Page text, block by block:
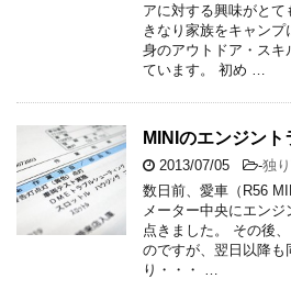
アに対する興味がと
きなり家族をキャン
身のアウトドア・スキ
ています。 初め …
MINIのエンジント
2013/07/05 -独
数日前、愛車（R56
メーター中央にエン
点きました。 その後
のですが、翌日以降も
り・・・ …